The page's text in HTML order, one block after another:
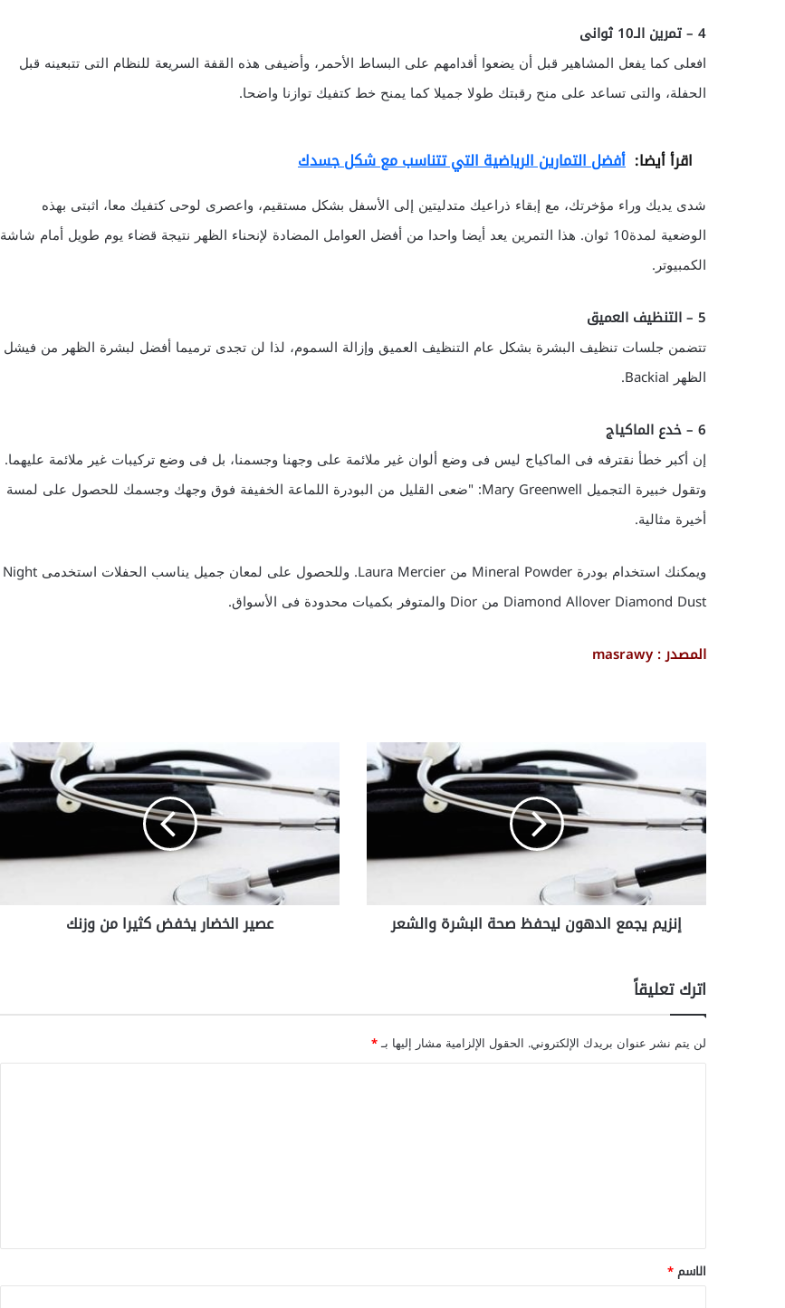
4 – تمرين الـ10 ثوانى
افعلى كما يفعل المشاهير قبل أن يضعوا أقدامهم على البساط الأحمر، وأضيفى هذه القفة السريعة للنظام التى تتبعينه قبل
الحفلة، والتى تساعد على منح رقبتك طولا جميلا كما يمنح خط كتفيك توازنا واضحا.
اقرأ أيضا: أفضل التمارين الرياضية التي تتناسب مع شكل جسدك
شدى يديك وراء مؤخرتك، مع إبقاء ذراعيك متدليتين إلى الأسفل بشكل مستقيم، واعصرى لوحى كتفيك معا، اثبتى بهذه
الوضعية لمدة10 ثوان. هذا التمرين يعد أيضا واحدا من أفضل العوامل المضادة لإنحناء الظهر نتيجة قضاء يوم طويل أمام شاشة
الكمبيوتر.
5 – التنظيف العميق
تتضمن جلسات تنظيف البشرة بشكل عام التنظيف العميق وإزالة السموم، لذا لن تجدى ترميما أفضل لبشرة الظهر من فيشل
الظهر Backial.
6 – خدع الماكياج
إن أكبر خطأ نقترفه فى الماكياج ليس فى وضع ألوان غير ملائمة على وجهنا وجسمنا، بل فى وضع تركيبات غير ملائمة عليهما.
وتقول خبيرة التجميل Mary Greenwell: "ضعى القليل من البودرة اللماعة الخفيفة فوق وجهك وجسمك للحصول على لمسة
أخيرة مثالية.
ويمكنك استخدام بودرة Mineral Powder من Laura Mercier. وللحصول على لمعان جميل يناسب الحفلات استخدمى Night
Diamond Allover Diamond Dust من Dior والمتوفر بكميات محدودة فى الأسواق.
المصدر : masrawy
ز
ي
م
ج
ع
ه
و
ن
ل
ش
ر
ة
إنزيم يجمع الدهون ليحفظ صحة البشرة والشعر
ي
ر
ا
خ
ا
ك
عصير الخضار يخفض كثيرا من وزنك
اترك تعليقاً
لن يتم نشر عنوان بريدك الإلكتروني. الحقول الإلزامية مشار إليها بـ*
*
الاسم*